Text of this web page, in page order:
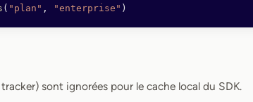
( "plan" , "enterprise" )
sont ignorées pour le cache local du SDK.